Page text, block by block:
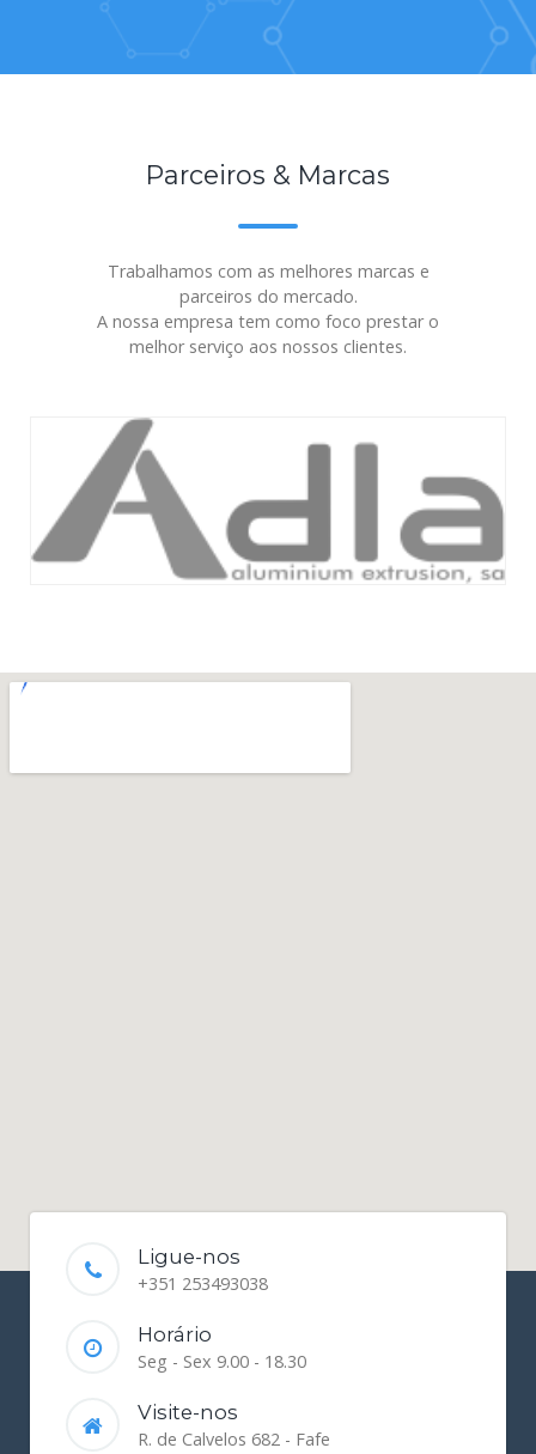
Parceiros & Marcas
Trabalhamos com as melhores marcas e
parceiros do mercado.
A nossa empresa tem como foco prestar o
melhor serviço aos nossos clientes.
Ligue-nos
+351 253493038
Horário
Seg - Sex 9.00 - 18.30
Visite-nos
R. de Calvelos 682 - Fafe